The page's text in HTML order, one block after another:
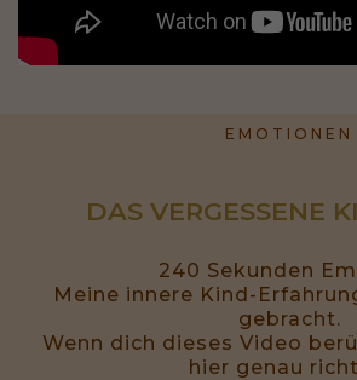
EMOTIONEN
DAS VERGESSENE
240 Sekunden
Meine innere Kind-
gebracht.
Wenn dich dieses Video
hier genau